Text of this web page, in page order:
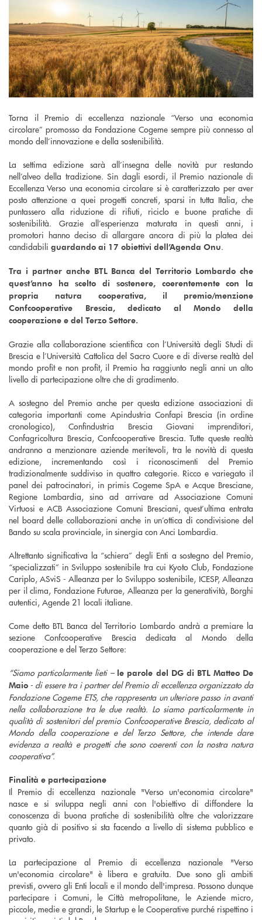
Torna il Premio di eccellenza nazionale “Verso una economia
circolare” promosso da Fondazione Cogeme sempre più connesso al
mondo dell’innovazione e della sostenibilità.
La settima edizione sarà all’insegna delle novità pur restando
nell’alveo della tradizione. Sin dagli esordi, il Premio nazionale di
Eccellenza Verso una economia circolare si è caratterizzato per aver
posto attenzione a quei progetti concreti, sparsi in tutta Italia, che
puntassero alla riduzione di rifiuti, riciclo e buone pratiche di
sostenibilità. Grazie all’esperienza maturata in questi anni, i
promotori hanno deciso di allargare ancora di più la platea dei
candidabili guardando ai 17 obiettivi dell’Agenda Onu.
Tra i partner anche BTL Banca del Territorio Lombardo che
quest’anno ha scelto di sostenere, coerentemente con la
propria natura cooperativa, il premio/menzione
Confcooperative Brescia, dedicato al Mondo della
cooperazione e del Terzo Settore.
Grazie alla collaborazione scientifica con l’Università degli Studi di
Brescia e l’Università Cattolica del Sacro Cuore e di diverse realtà del
mondo profit e non profit, il Premio ha raggiunto negli anni un alto
livello di partecipazione oltre che di gradimento.
A sostegno del Premio anche per questa edizione associazioni di
categoria importanti come Apindustria Confapi Brescia (in ordine
cronologico), Confindustria Brescia Giovani imprenditori,
Confagricoltura Brescia, Confcooperative Brescia. Tutte queste realtà
andranno a menzionare aziende meritevoli, tra le novità di questa
edizione, incrementando così i riconoscimenti del Premio
tradizionalmente suddiviso in quattro categorie. Ricco e variegato il
panel dei patrocinatori, in primis Cogeme SpA e Acque Bresciane,
Regione Lombardia, sino ad arrivare ad Associazione Comuni
Virtuosi e ACB Associazione Comuni Bresciani, quest’ultima entrata
nel board delle collaborazioni anche in un’ottica di condivisione del
Bando su scala provinciale, in sinergia con Anci Lombardia.
Altrettanto significativa la “schiera” degli Enti a sostegno del Premio,
“specializzati” in Sviluppo sostenibile tra cui Kyoto Club, Fondazione
Cariplo, ASviS - Alleanza per lo Sviluppo sostenibile, ICESP, Alleanza
per il clima, Fondazione Futurae, Alleanza per la generatività, Borghi
autentici, Agende 21 locali italiane.
Come detto BTL Banca del Territorio Lombardo andrà a premiare la
sezione Confcooperative Brescia dedicata al Mondo della
cooperazione e del Terzo Settore:
“Siamo particolarmente lieti – le parole del DG di BTL Matteo De
Maio - di essere tra i partner del Premio di eccellenza organizzato da
Fondazione Cogeme ETS, che rappresenta un ulteriore passo in avanti
nella collaborazione tra le due realtà. Lo siamo particolarmente in
qualità di sostenitori del premio Confcooperative Brescia, dedicato al
Mondo della cooperazione e del Terzo Settore, che intende dare
evidenza a realtà e progetti che sono coerenti con la nostra natura
cooperativa”.
Finalità e partecipazione
Il Premio di eccellenza nazionale "Verso un'economia circolare"
nasce e si sviluppa negli anni con l'obiettivo di diffondere la
conoscenza di buona pratiche di sostenibilità oltre che valorizzare
quanto già di positivo si sta facendo a livello di sistema pubblico e
privato.
La partecipazione al Premio di eccellenza nazionale "Verso
un'economia circolare" è libera e gratuita. Due sono gli ambiti
previsti, ovvero gli Enti locali e il mondo dell'impresa. Possono dunque
partecipare i Comuni, le Città metropolitane, le Aziende micro,
piccole, medie e grandi, le Startup e le Cooperative purché rispettino i